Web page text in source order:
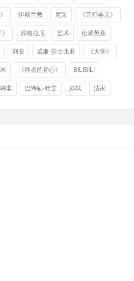
伊斯兰教 尼采 《五灯会元》
苏格拉底 艺术 松尾芭蕉
刘安 威廉·莎士比亚 《大学》
《禅者的初心》 BILIBILI
韩非 巴特勒·叶芝 苏轼 法家